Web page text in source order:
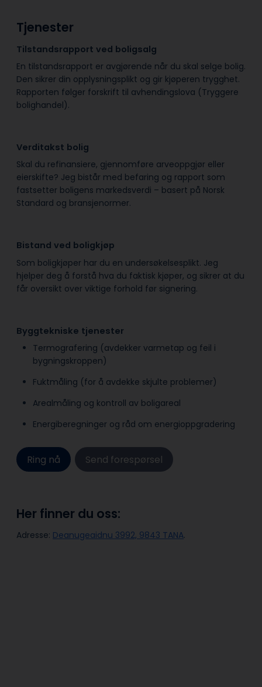
Tjenester
Tilstandsrapport ved boligsalg
En tilstandsrapport er avgjørende når du skal selge bolig.
Den sikrer din opplysningsplikt og gir kjøperen trygghet.
Rapporten følger forskrift til avhendingslova (Tryggere
bolighandel).
Verditakst bolig
Skal du refinansiere, gjennomføre arveoppgjør eller
eierskifte? Jeg bistår med befaring og rapport som
fastsetter boligens markedsverdi – basert på Norsk
Standard og bransjenormer.
Bistand ved boligkjøp
Som boligkjøper har du en undersøkelsesplikt. Jeg
hjelper deg å forstå hva du faktisk kjøper, og sikrer at du
får oversikt over viktige forhold før signering.
Byggtekniske tjenester
Termografering (avdekker varmetap og feil i
bygningskroppen)
Fuktmåling (for å avdekke skjulte problemer)
Arealmåling og kontroll av boligareal
Energiberegninger og råd om energioppgradering
Ring nå Send forespørsel
Her finner du oss:
Adresse: Deanugeaidnu 3992, 9843 TANA.